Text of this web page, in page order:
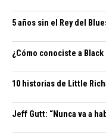
5 años sin el Rey del
¿Cómo conociste a
10 historias de Little
Jeff Gutt: “Nunca va a